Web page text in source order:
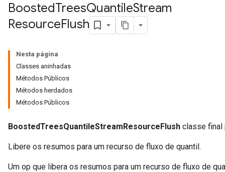
BoostedTreesQuantileStream
ResourceFlush
Nesta página
Classes aninhadas
Métodos Públicos
Métodos herdados
Métodos Públicos
BoostedTreesQuantileStreamResourceFlush classe final
Libere os resumos para um recurso de fluxo de quantil.
Um op que libera os resumos para um recurso de fluxo de